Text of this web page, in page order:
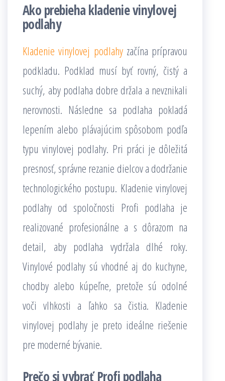
Ako prebieha kladenie vinylovej
podlahy
Kladenie vinylovej podlahyzačína prípravou
podkladu. Podklad musí byť rovný, čistý a
suchý, aby podlaha dobre držala a nevznikali
nerovnosti. Následne sa podlaha pokladá
lepením alebo plávajúcim spôsobom podľa
typu vinylovej podlahy. Pri práci je dôležitá
presnosť, správne rezanie dielcov a dodržanie
technologického postupu. Kladenie vinylovej
podlahy od spoločnosti Profi podlaha je
realizované profesionálne a s dôrazom na
detail, aby podlaha vydržala dlhé roky.
Vinylové podlahy sú vhodné aj do kuchyne,
chodby alebo kúpeľne, pretože sú odolné
voči vlhkosti a ľahko sa čistia. Kladenie
vinylovej podlahy je preto ideálne riešenie
pre moderné bývanie.
Prečo si vybrať Profi podlaha